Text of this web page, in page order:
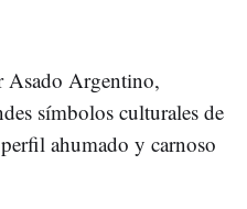
Asado Argentino,
símbolos culturales de
ahumado y carnoso